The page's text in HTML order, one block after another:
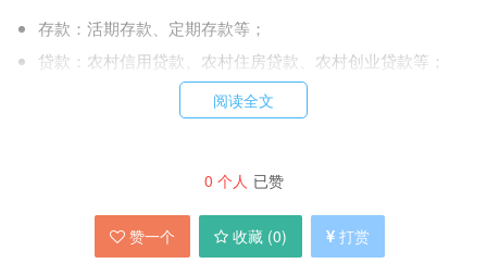
存款：活期存款、定期存款等；
贷款：农村信用贷款、农村住房贷款、农村创业贷款等；
保险：农业保险、人寿保险、财产保险等；
信用卡：农商银联双币信用卡、农村信用卡等；
ABC农业银行的优势是什么？
阅读全文
0 个人 已赞
赞一个 收藏 (0) 打赏